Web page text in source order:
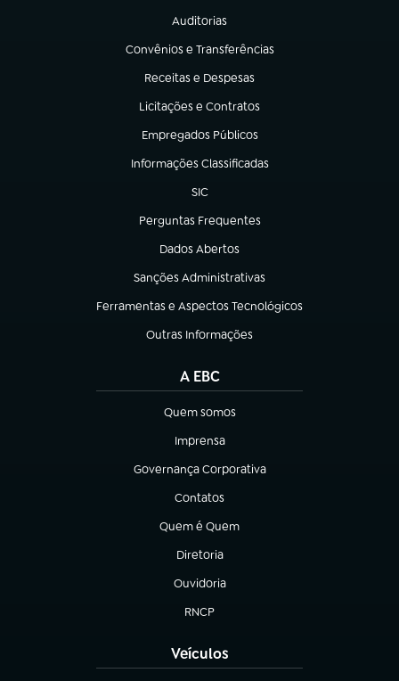
Auditorias
(abre em nova aba)
Convênios e Transferências
(abre em nova aba)
Receitas e Despesas
(abre em nova aba)
Licitações e Contratos
(abre em nova aba)
Empregados Públicos
(abre em nova aba)
Informações Classificadas
(abre em nova aba)
SIC
(abre em nova aba)
Perguntas Frequentes
(abre em nova aba)
Dados Abertos
(abre em nova aba)
Sanções Administrativas
(abre em nova aba)
Ferramentas e Aspectos Tecnológicos
(abre em nova aba)
Outras Informações
(abre em nova aba)
A EBC
Quem somos
(abre em nova aba)
Imprensa
(abre em nova aba)
Governança Corporativa
(abre em nova aba)
Contatos
(abre em nova aba)
Quem é Quem
(abre em nova aba)
Diretoria
(abre em nova aba)
Ouvidoria
(abre em nova aba)
RNCP
(abre em nova aba)
Veículos